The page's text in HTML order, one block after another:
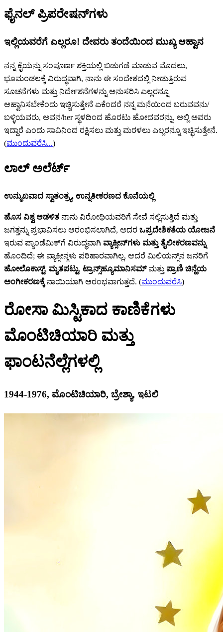
ಫೈನಲ್ ಪ್ರಿಪರೇಷನ್‌ಗಳು
ಇಲ್ಲಿಯವರೆಗೆ ಎಲ್ಲರೂ! ದೇವರು ತಂದೆಯಿಂದ ಮುಖ್ಯ ಆಹ್ವಾನ
ನನ್ನ ಕೈಯನ್ನು ಸಂಪೂರ್ಣ ಶಕ್ತಿಯಲ್ಲಿ ಬಿಡುಗಡೆ ಮಾಡುವ ಮೊದಲು,
ಭೂಮಂಡಲಕ್ಕೆ ವಿರುದ್ಧವಾಗಿ, ನಾನು ಈ ಸಂದೇಶದಲ್ಲಿ ನೀಡುತ್ತಿರುವ
ಸೂಚನೆಗಳು ಮತ್ತು ನಿರ್ದೇಶನೆಗಳನ್ನು ಅನುಸರಿಸಿ ಎಲ್ಲರನ್ನೂ
ಆಹ್ವಾನಿಸಬೇಕೆಂದು ಇಚ್ಚಿಸುತ್ತೇನೆ ಏಕೆಂದರೆ ನನ್ನ ಮನೆಯಿಂದ ಬರುವವನು/
ಬಳ್ಳಿಯವರು, ಅವನ/her ಸ್ಥಳದಿಂದ ಹೊರಟು ಹೋದವರನ್ನು, ಅಲ್ಲಿ ಅವರು
ಇದ್ದಾರೆ ಎಂದು ಸಾವಿನಿಂದ ರಕ್ಷಿಸಲು ಮತ್ತು ಮರಳಲು ಎಲ್ಲರನ್ನೂ ಇಚ್ಛಿಸುತ್ತೇನೆ.
(ಮುಂದುವರೆಸಿ...)
ಲಾಲ್ ಅಲೆರ್ಟ್‌
ಉನ್ಮುಖವಾದ ಸ್ವಾತಂತ್ರ್ಯ, ಉನ್ನತೀಕರಣದ ಕೊನೆಯಲ್ಲಿ
ಹೊಸ ವಿಶ್ವ ಆಡಳಿತ ನಾನು ವಿರೋಧಿಯವರಿಗೆ ಸೇವೆ ಸಲ್ಲಿಸುತ್ತಿದೆ ಮತ್ತು
ಜಗತ್ತನ್ನು ಪ್ರಭಾವಿಸಲು ಆರಂಭಿಸಲಾಗಿದೆ, ಅದರ ಒಪ್ರದೇಶಿಕತೆಯ ಯೋಜನೆ
ಇರುವ ಪ್ಯಾಂಡೆಮಿಕ್‌ಗೆ ವಿರುದ್ಧವಾಗಿ ವ್ಯಾಕ್ಸೀನ್‌‌ಗಳು ಮತ್ತು ತೈಲೀಕರಣವನ್ನು
ಹೊಂದಿದೆ; ಈ ವ್ಯಾಕ್ಸೀನ್ಗಳು ಪರಿಹಾರವಾಗಿಲ್ಲ, ಆದರೆ ಮಿಲಿಯನ್ಸ್‌ನ ಜನರಿಗೆ
ಹೋಲೊಕಾಸ್ಟ್‌, ಮೃತಪಟ್ಟು, ಟ್ರಾನ್ಸ್‌‌ಹ್ಯೂಮಾನಿಸಮ್‌ಮತ್ತು ಪ್ರಾಣಿ ಚಿನ್ಹೆಯ
ಅಂಗೀಕರಣಕ್ಕೆ ನಾಯಿಯಾಗಿ ಆರಂಭವಾಗುತ್ತದೆ. (ಮುಂದುವರೆಸಿ)
ರೋಸಾ ಮಿಸ್ಟಿಕಾದ ಕಾಣಿಕೆಗಳು
ಮೊಂಟಿಚಿಯಾರಿ ಮತ್ತು
ಫಾಂಟನೆಲ್ಲೆಗಳಲ್ಲಿ
1944-1976, ಮೊಂಟಿಚಿಯಾರಿ, ಬ್ರೇಶ್ಯಾ, ಇಟಲಿ